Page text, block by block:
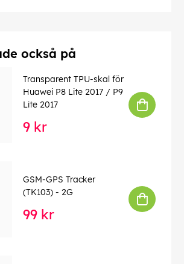
också på
Transparent TPU-skal för
Huawei P8 Lite 2017 / P9
Lite 2017
9 kr
GSM-GPS Tracker
(TK103) - 2G
99 kr